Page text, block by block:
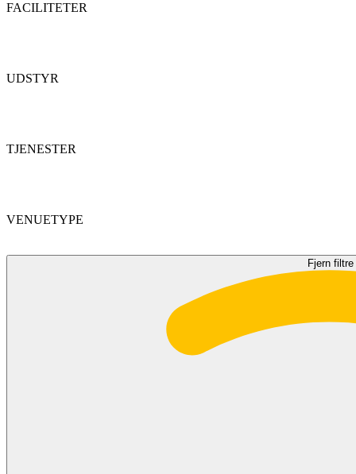
FACILITETER
UDSTYR
TJENESTER
VENUETYPE
Fjern filtre